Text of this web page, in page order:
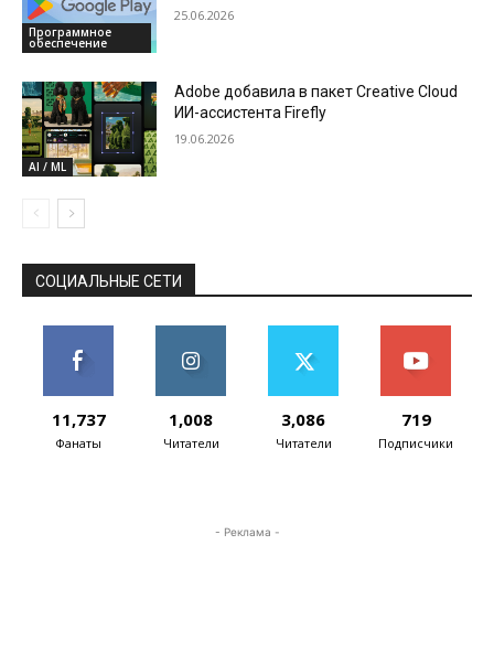
Программное
обеспечение
а также снизят комиссии для
25.06.2026
AI / ML
Adobe добавила в пакет Creative Cloud
ИИ-ассистента Firefly
19.06.2026
СОЦИАЛЬНЫЕ СЕТИ
11,737
Фанаты
1,008
Читатели
3,086
Читатели
719
Подписчики
- Реклама -